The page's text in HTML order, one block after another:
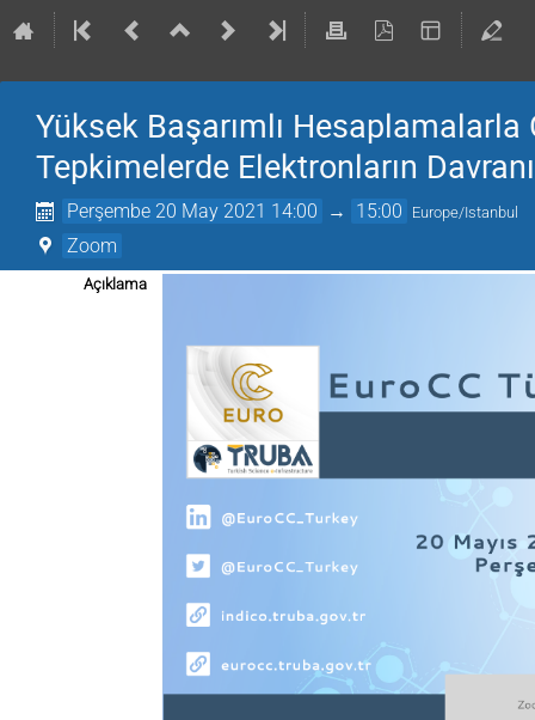
Yüksek Başarımlı
Tepkimelerde Elektronların
Perşembe 20 May 2021 14:00 → 15:00 Europe/Istanbul
Zoom
Açıklama